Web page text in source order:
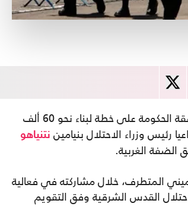
موافقة الحكومة على خطة لبناء نحو 60 ألف
رئيس وزراء الاحتلال بنيامين نتنياهو
الغربية.
المتطرف، خلال مشاركته في فعالية
القدس الشرقية وفق التقويم